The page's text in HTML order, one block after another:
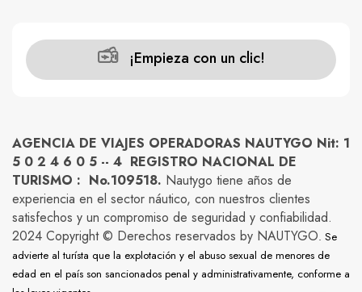
¡Empieza con un clic!
AGENCIA DE VIAJES OPERADORAS NAUTYGO Nit: 1
5 0 2 4 6 0 5 -- 4 REGISTRO NACIONAL DE
TURISMO : No.109518. Nautygo tiene años de
experiencia en el sector náutico, con nuestros clientes
satisfechos y un compromiso de seguridad y confiabilidad.
2024 Copyright © Derechos reservados by NAUTYGO. Se
advierte al turísta que la explotación y el abuso sexual de menores de
edad en el país son sancionados penal y administrativamente, conforme a